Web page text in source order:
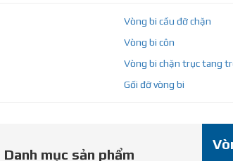
Vòng bi cầu đỡ chặn
Vòng bi côn
Vòng bi chặn trục tang
Gối đỡ vòng bi
Danh mục sản phẩm